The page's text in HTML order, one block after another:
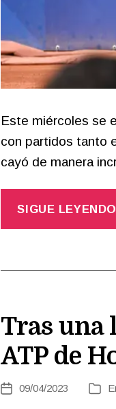
Este miércoles se
con partidos tanto
cayó de manera
SIGUE LEYENDO
Tras una
ATP de
Fecha09/04/2023